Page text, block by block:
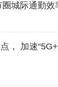
城际通勤效
， 加速